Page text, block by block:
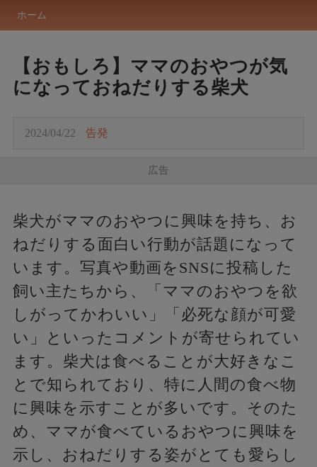
ホーム
【おもしろ】ママのおやつが気
になっておねだりする柴犬
2024/04/22 告発
広告
柴犬がママのおやつに興味を持ち、お
ねだりする面白い行動が話題になって
います。写真や動画をSNSに投稿した
飼い主たちから、「ママのおやつを欲
しがってかわいい」「必死な顔が可愛
い」といったコメントが寄せられてい
ます。柴犬は食べることが大好きなこ
とで知られており、特に人間の食べ物
に興味を示すことが多いです。そのた
め、ママが食べているおやつに興味を
示し、おねだりする姿がとても愛らし